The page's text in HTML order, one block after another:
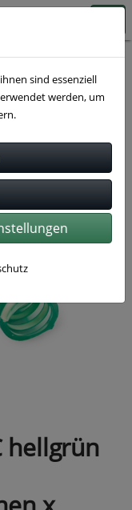
hellgrün
sind essenziell
werden, um